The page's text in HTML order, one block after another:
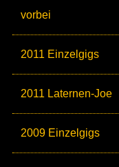
vorbei
2011 Einzelgigs
2011 Laternen-Joe
2009 Einzelgigs